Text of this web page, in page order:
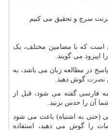
سرچ و تحقیق می کنیم
که با مضامین مختلف، یک
می گویند.
در مطالعه زبان می باشد، به
نصرت گوش دهید.
فارسی گفته می شود، قبل از
آن را حدس بزنید.
(حتی به اشتباه) باعث می شود
را گوش می دهید، استفاده